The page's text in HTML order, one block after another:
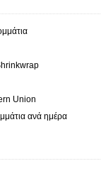
Union
ανά ημέρα